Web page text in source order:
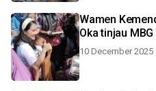
Wamen
Oka tinjau
10 December 2025